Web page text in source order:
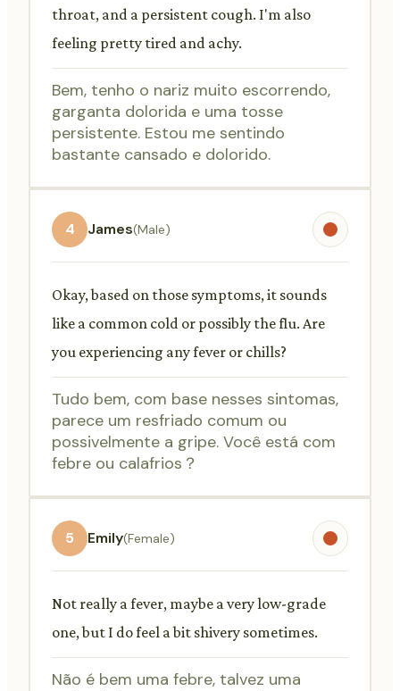
throat, and a persistent cough. I'm also
feeling pretty tired and achy.
Bem, tenho o nariz muito escorrendo,
garganta dolorida e uma tosse
persistente. Estou me sentindo
bastante cansado e dolorido.
4 James(Male)
Okay, based on those symptoms, it sounds
like a common cold or possibly the flu. Are
you experiencing any fever or chills?
Tudo bem, com base nesses sintomas,
parece um resfriado comum ou
possivelmente a gripe. Você está com
febre ou calafrios？
5 Emily(Female)
Not really a fever, maybe a very low-grade
one, but I do feel a bit shivery sometimes.
Não é bem uma febre, talvez uma